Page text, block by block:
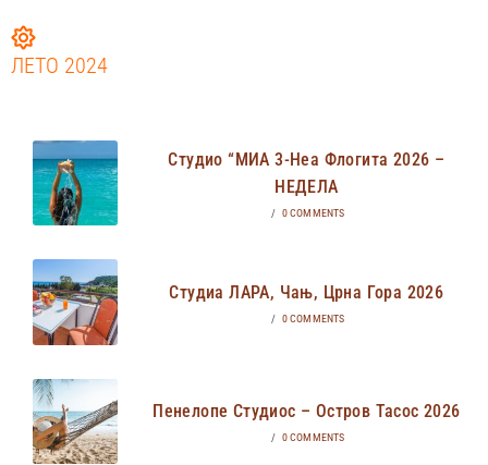
ЛЕТО 2024
Студио “МИА 3-Неа Флогита 2026 –
НЕДЕЛА
/ 0 COMMENTS
Студиа ЛАРА, Чањ, Црна Гора 2026
/ 0 COMMENTS
Пенелопе Студиос – Остров Тасос 2026
/ 0 COMMENTS